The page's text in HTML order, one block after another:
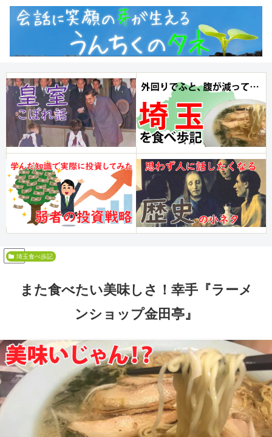
PR
また食べたい美味しさ！幸手『ラーメ
ンショップ金田亭』
埼玉食べ歩記